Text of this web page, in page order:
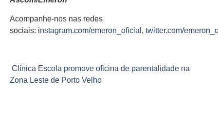
Acompanhe-nos nas redes
sociais: instagram.com/emeron_oficial , twitter.com/
Clínica Escola promove oficina de parentalidade na
Zona Leste de Porto Velho